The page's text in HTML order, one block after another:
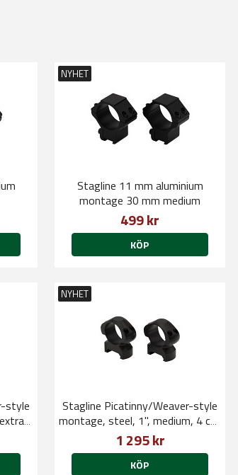
NYHET
Stagline 11 mm aluminium
montage 30 mm medium
499 kr
KÖP
style
NYHET
Stagline Picatinny/Weaver-style
montage, steel, 1", medium, 4 cap
screws
1 295 kr
KÖP